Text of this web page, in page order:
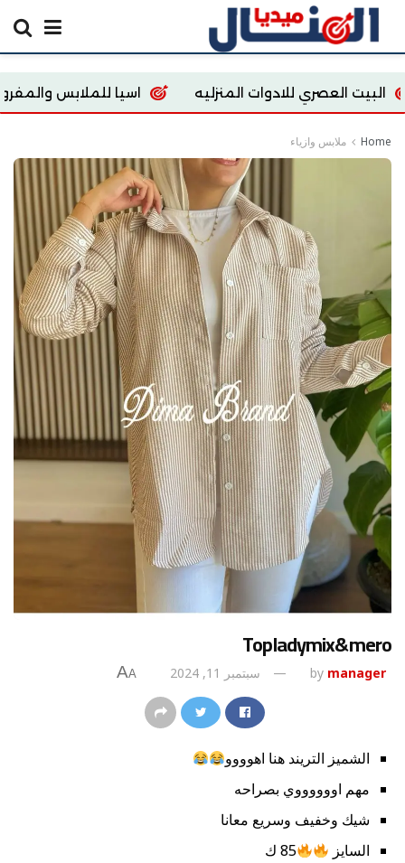
للادوات المنزليه اسيا للملابس والمفروشات
Home ملابس وازياء
Topladymix&mero
by manager سبتمبر 11, 2024 A
A
الشميز التريند هنا اهوووو
مهم اووووووي بصراحه
شيك وخفيف وسريع معانا
السايز
85 ك